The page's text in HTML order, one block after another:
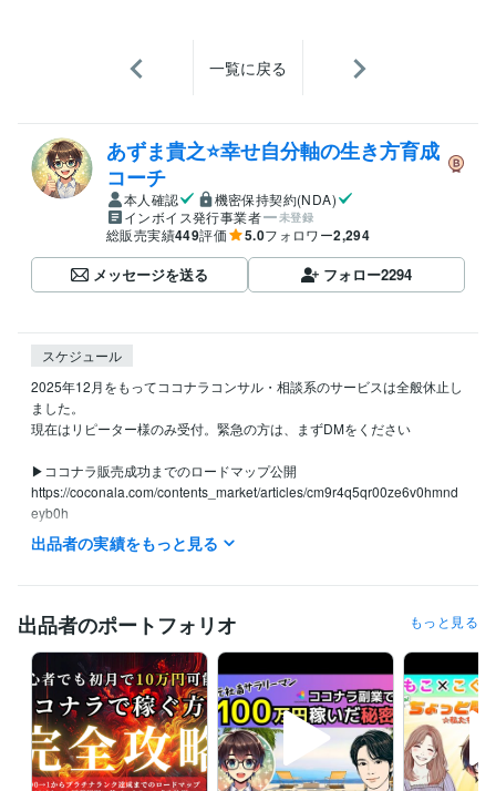
一覧に戻る
あずま貴之⭐幸せ自分軸の生き方育成
コーチ
本人確認
機密保持契約(NDA)
インボイス発行事業者
未登録
総販売実績449評価 5.0フォロワー2,294
メッセージを送る フォロー2294
スケジュール
2025年12月をもってココナラコンサル・相談系のサービスは全般休止し
ました。
現在はリピーター様のみ受付。緊急の方は、まずDMをください
▶ココナラ販売成功までのロードマップ公開
https://coconala.com/contents_market/articles/cm9r4q5qr00ze6v0hmnd
eyb0h
▶自分らしくお金を稼ぐ方法ブログ→https://coconala.com/blogs/85477
ココナラ・心理学・マーケティングをベースに
お金を稼ぐ力、心の強さを持てる方法を配信中❣
経験職種
クリエイター / コピーライター 経験年数 : 10年
マーケティング / ブランディング 経験年数 : 10年
営業 / 個人営業 経験年数 : 10年
コンサルタント / 組織・人事コンサルタント 経験年数 : 10年
事務・ビジネスサポート / 事務（一般事務） 経験年数 : 10年
出品者の実績をもっと見る
出品者のポートフォリオ もっと見る